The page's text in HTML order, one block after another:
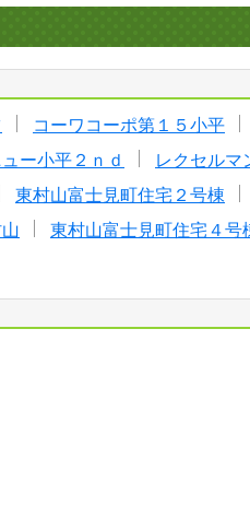
コーワコーポ第１５小平
ー小平２ｎｄ
レクセルマ
東村山富士見町住宅２号棟
東村山富士見町住宅４号